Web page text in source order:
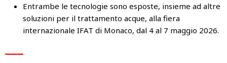
Entrambe le tecnologie sono esposte, insieme ad altre
soluzioni per il trattamento acque, alla fiera
internazionale IFAT di Monaco, dal 4 al 7 maggio 2026.